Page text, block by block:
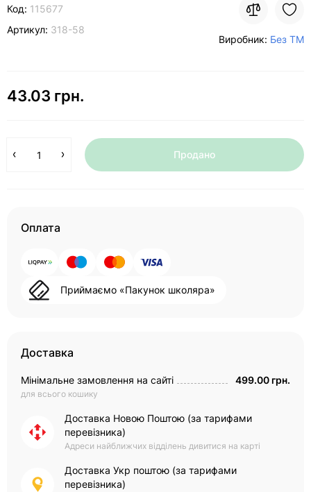
Код: 115677
Артикул: 318-58
Виробник: Без ТМ
43.03 грн.
Продано
Оплата
Приймаємо «Пакунок школяра»
Доставка
Мінімальне замовлення на сайті
для всього кошику
499.00 грн.
Доставка Новою Поштою (за тарифами
перевізника)
Адреси найближчих відділень дивитися на карті
Доставка Укр поштою (за тарифами
перевізника)